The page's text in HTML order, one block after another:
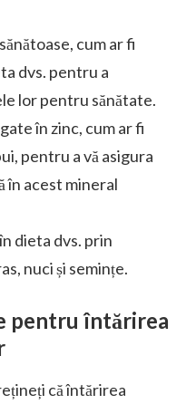
cum ar fi
dvs. pentru a
lor pentru sănătate.
în zinc, cum ar fi
pentru a vă asigura
în acest mineral
dieta dvs. prin
nuci și semințe.
pentru întărirea
că întărirea